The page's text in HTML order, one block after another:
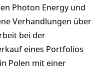
Photon Energy und
Verhandlungen über
bei der
eines Portfolios
Polen mit einer